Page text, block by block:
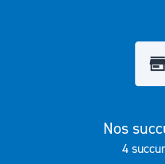
Nos
4